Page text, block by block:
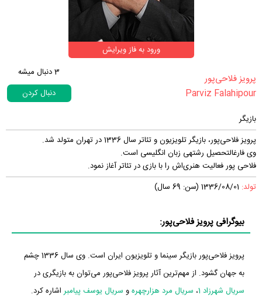
ورود به فاز ویرایش
‏پرویز فلاحی‌پور‏
Parviz Falahipour
3دنبال میشه
دنبال کردن
بازیگر
پرویز فلاحی‌پور، بازیگر تلویزیون و تئاتر سال 1336 در تهران متولد شد.
وی فارغ‎التحصیل رشته‎‎ی زبان انگلیسی است.
فلاحی پور فعالیت هنری‌اش را با بازی در تئاتر آغاز نمود.
تولد:
بیوگرافی پرویز فلاحی‌پور:
پرویز فلاحی‌پور بازیگر سینما و تلویزیون ایران است. وی سال 1336 چشم
به جهان گشود. از مهم‌ترین آثار پرویز فلاحی‌پور می‌توان به بازیگری در
سریال شهرزاد 1 ، سریال مرد هزارچهرهو سریال یوسف پیامبر اشاره کرد.